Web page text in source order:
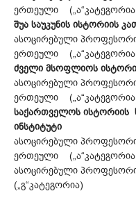
ერთეული
შუა საუკუნის ისტორიის
ასოცირებული
ერთეული
ძველი მსოფლიოს
ასოცირებული
ერთეული
საქართველოს ისტორიის
ინსტიტუტი
ასოცირებული
ერთეული
ასოცირებული
(„გ“კატეგორია)